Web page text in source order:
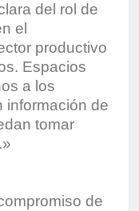
del rol de
el
productivo
Espacios
a los
información de
tomar
de